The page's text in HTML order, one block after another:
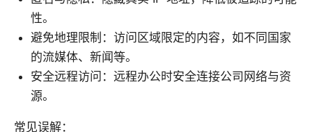
性。
避免地理限制：访问区域限定的内容，如不同国家
的流媒体、新闻等。
安全远程访问：远程办公时安全连接公司网络与资
源。
常见误解：